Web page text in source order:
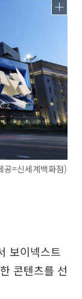
=신세계백화점)
보이넥스트
콘텐츠를 선